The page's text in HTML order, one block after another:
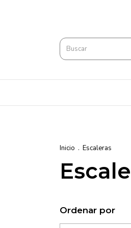
Inicio . Escaleras
Ordenar por